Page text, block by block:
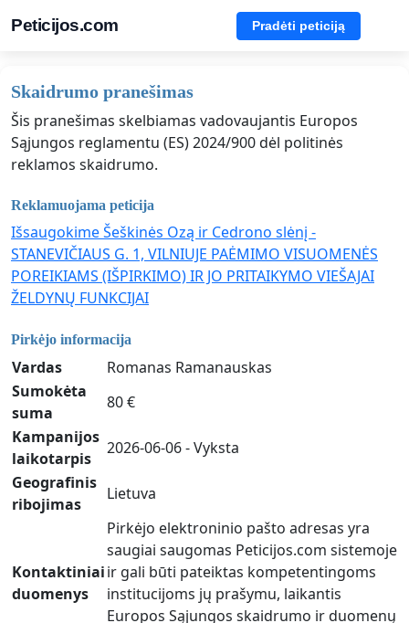
Peticijos.com Pradėti peticiją
Skaidrumo pranešimas
Šis pranešimas skelbiamas vadovaujantis Europos
Sąjungos reglamentu (ES) 2024/900 dėl politinės
reklamos skaidrumo.
Reklamuojama peticija
Išsaugokime Šeškinės Ozą ir Cedrono slėnį -
STANEVIČIAUS G. 1, VILNIUJE PAĖMIMO VISUOMENĖS
POREIKIAMS (IŠPIRKIMO) IR JO PRITAIKYMO VIEŠAJAI
ŽELDYNŲ FUNKCIJAI
Pirkėjo informacija
Vardas
Romanas Ramanauskas
Sumokėta
suma
80 €
Kampanijos
laikotarpis
2026-06-06 - Vyksta
Geografinis
ribojimas
Lietuva
Kontaktiniai
duomenys
Pirkėjo elektroninio pašto adresas yra
saugiai saugomas Peticijos.com sistemoje
ir gali būti pateiktas kompetentingoms
institucijoms jų prašymu, laikantis
Europos Sąjungos skaidrumo ir duomenų